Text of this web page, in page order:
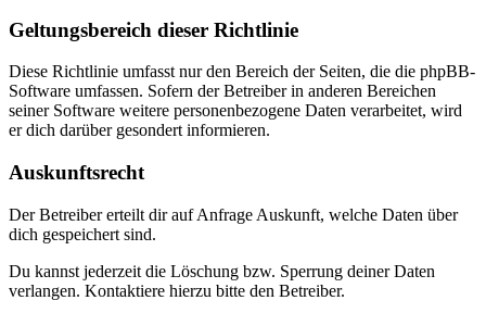
Geltungsbereich dieser Richtlinie
Diese Richtlinie umfasst nur den Bereich der Seiten, die die phpBB-
Software umfassen. Sofern der Betreiber in anderen Bereichen
seiner Software weitere personenbezogene Daten verarbeitet, wird
er dich darüber gesondert informieren.
Auskunftsrecht
Der Betreiber erteilt dir auf Anfrage Auskunft, welche Daten über
dich gespeichert sind.
Du kannst jederzeit die Löschung bzw. Sperrung deiner Daten
verlangen. Kontaktiere hierzu bitte den Betreiber.